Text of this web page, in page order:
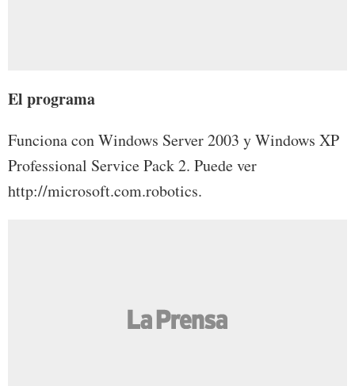
El programa
Funciona con Windows Server 2003 y Windows XP
Professional Service Pack 2. Puede ver
http://microsoft.com.robotics.